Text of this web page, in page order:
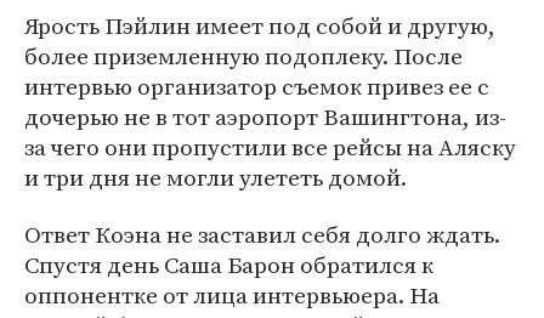
Ярость Пэйлин имеет под собой и другую,
более приземленную подоплеку. После
интервью организатор съемок привез ее с
дочерью не в тот аэропорт Вашингтона, из-
за чего они пропустили все рейсы на Аляску
и три дня не могли улететь домой.
Ответ Коэна не заставил себя долго ждать.
Спустя день Саша Барон обратился к
оппонентке от лица интервьюера. На